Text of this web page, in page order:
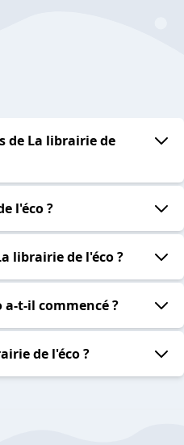
de La librairie de
l'éco ?
librairie de l'éco ?
t-il commencé ?
de l'éco ?